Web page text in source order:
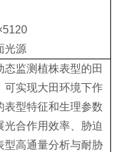
光源
监测植株表型的田
可实现大田环境下作
表型特征和生理参数
光合作用效率、胁迫
型高通量分析与耐胁